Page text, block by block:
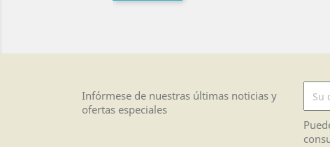
Infórmese de nuestras últimas noticias y
ofertas especiales